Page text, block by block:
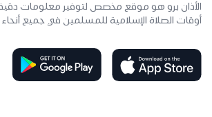
الأذان برو هو موقع مخصص لتوفير معلومات
أوقات الصلاة الإسلامية للمسلمين في جميع أنحاء